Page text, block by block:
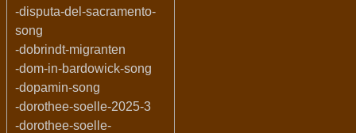
-disputa-del-sacramento-
song
-dobrindt-migranten
-dom-in-bardowick-song
-dopamin-song
-dorothee-soelle-2025-3
-dorothee-soelle-